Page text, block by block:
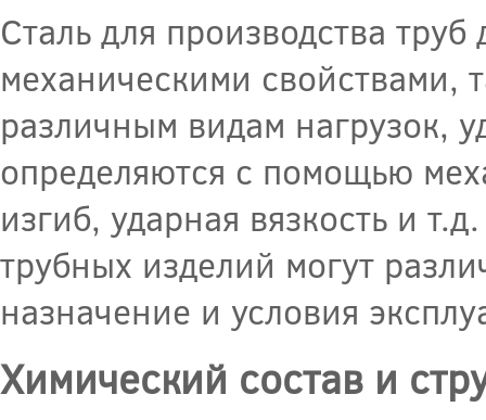
Сталь для производства
механическими свойствами,
различным видам нагрузок,
определяются с помощью
изгиб, ударная вязкость и
трубных изделий могут
назначение и условия
Химический состав и